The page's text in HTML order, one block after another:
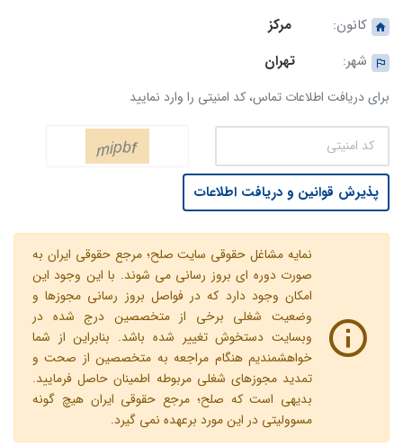
کانون:
مرکز
شهر:
تهران
برای دریافت اطلاعات تماس، کد امنیتی را وارد نمایید
پذیرش قوانین و دریافت اطلاعات
نمایه مشاغل حقوقی سایت صلح؛ مرجع حقوقی ایران به
صورت دوره ای بروز رسانی می شوند. با این وجود این
امکان وجود دارد که در فواصل بروز رسانی مجوزها و
وضعیت شغلی برخی از متخصصین درج شده در
وبسایت دستخوش تغییر شده باشد. بنابراین از شما
خواهشمندیم هنگام مراجعه به متخصصین از صحت و
تمدید مجوزهای شغلی مربوطه اطمینان حاصل فرمایید.
بدیهی است که صلح؛ مرجع حقوقی ایران هیچ گونه
مسوولیتی در این مورد برعهده نمی گیرد.